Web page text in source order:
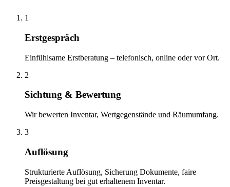
1
Erstgespräch
Einfühlsame Erstberatung – telefonisch, online oder vor Ort.
2
Sichtung & Bewertung
Wir bewerten Inventar, Wertgegenstände und Räumumfang.
3
Auflösung
Strukturierte Auflösung, Sicherung Dokumente, faire
Preisgestaltung bei gut erhaltenem Inventar.